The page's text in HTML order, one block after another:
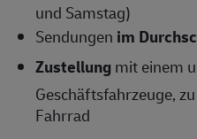
und Samstag)
Sendungen im
Zustellungmit einem
Geschäftsfahrzeuge,
Fahrrad